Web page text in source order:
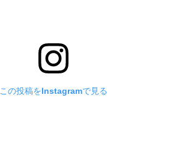
この投稿をInstagramで見る